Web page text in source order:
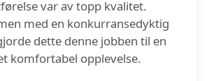
var av topp kvalitet.
med en konkurransedyktig
dette denne jobben til en
komfortabel opplevelse.